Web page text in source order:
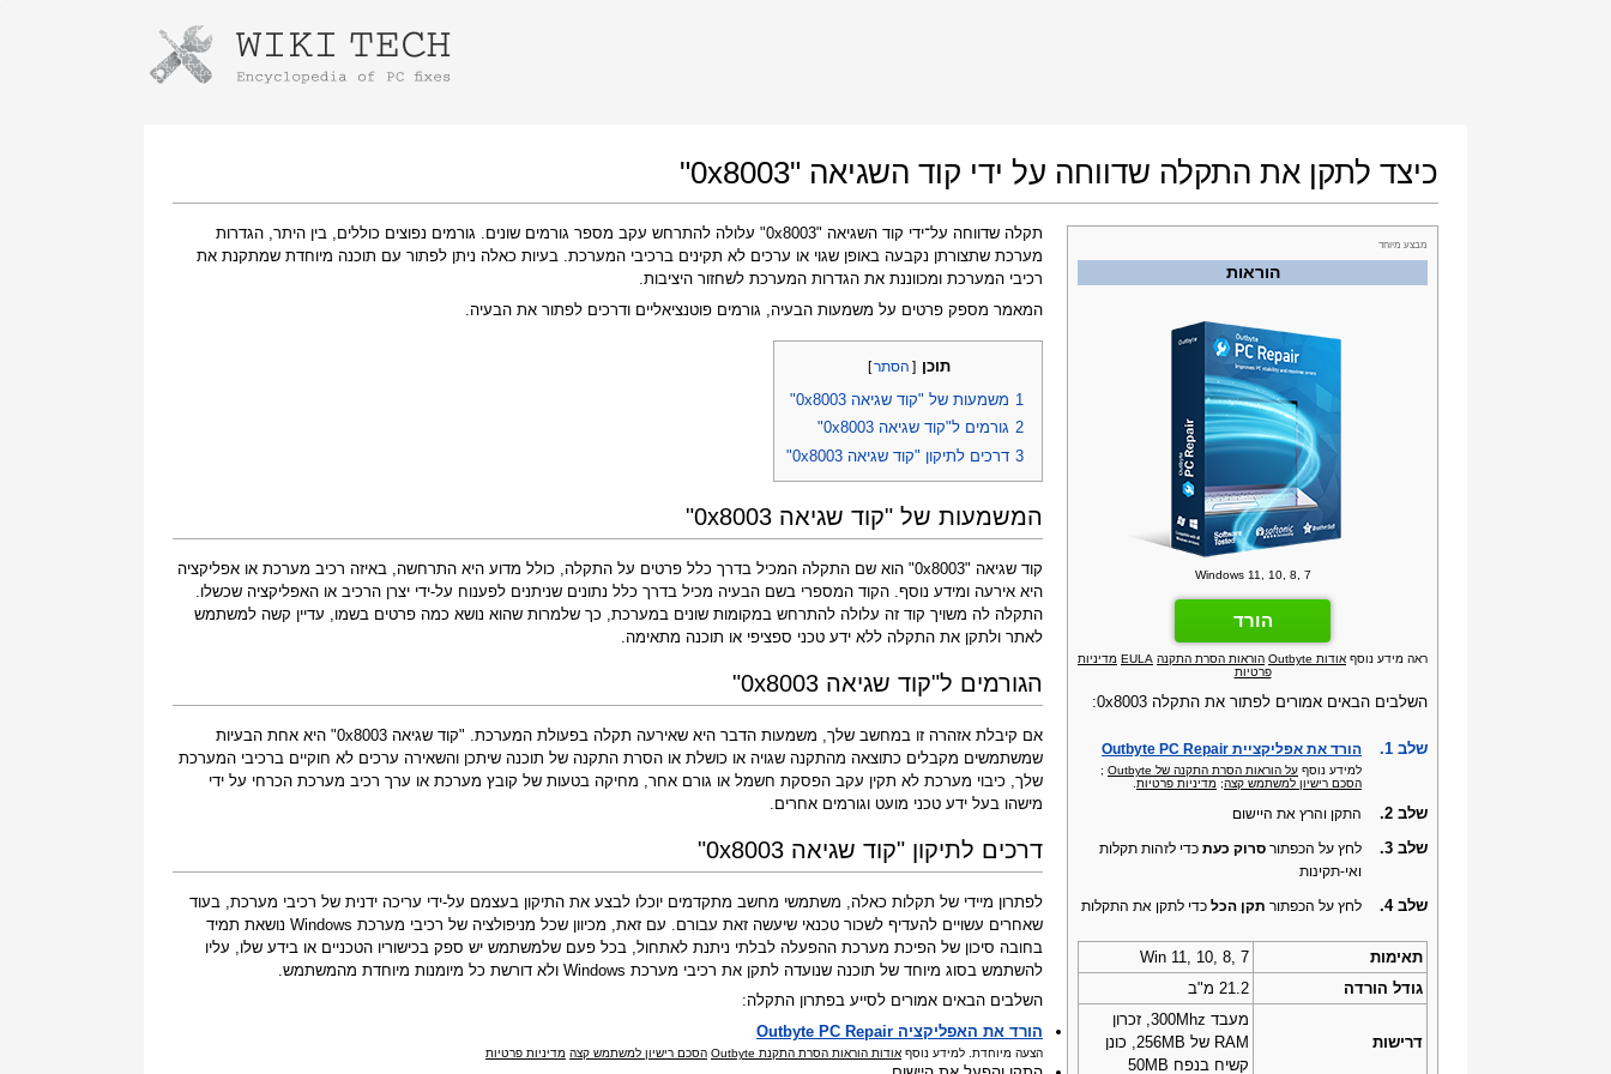
כיצד לתקן את התקלה שדווחה על ידי קוד השגיאה "0x8003"
מבצע מיוחד
הוראות
Windows 11, 10, 8, 7
הורד
ראה מידע נוסף אודות Outbyte הוראות הסרת התקנה EULA מדיניות
פרטיות
השלבים הבאים אמורים לפתור את התקלה 0x8003:
שלב 1. הורד את אפליקציית Outbyte PC Repair
למידע נוסף על הוראות הסרת התקנה של Outbyte
;
הסכם רישיון למשתמש קצה; מדיניות פרטיות
שלב 2. התקן והרץ את היישום
שלב 3. לחץ על הכפתור סרוק כעת כדי לזהות תקלות
ואי-תקינות
שלב 4. לחץ על הכפתור תקן הכל כדי לתקן את התקלות
תאימות
Win 11, 10, 8, 7
גודל הורדה
21.2 מ"ב
דרישות
מעבד 300Mhz, זכרון
RAM של 256MB, כונן
קשיח בנפח 50MB
תקלה שדווחה על־ידי קוד השגיאה "0x8003" עלולה להתרחש עקב מספר גורמים שונים. גורמים נפוצים כוללים, בין היתר, הגדרות
מערכת שתצורתן נקבעה באופן שגוי או ערכים לא תקינים ברכיבי המערכת. בעיות כאלה ניתן לפתור עם תוכנה מיוחדת שמתקנת את
רכיבי המערכת ומכווננת את הגדרות המערכת לשחזור היציבות.
המאמר מספק פרטים על משמעות הבעיה, גורמים פוטנציאליים ודרכים לפתור את הבעיה.
תוכן [ הסתר]
1 משמעות של "קוד שגיאה 0x8003"
2 גורמים ל"קוד שגיאה 0x8003"
3 דרכים לתיקון "קוד שגיאה 0x8003"
המשמעות של "קוד שגיאה 0x8003"
קוד שגיאה "0x8003" הוא שם התקלה המכיל בדרך כלל פרטים על התקלה, כולל מדוע היא התרחשה, באיזה רכיב מערכת או אפליקציה
היא אירעה ומידע נוסף. הקוד המספרי בשם הבעיה מכיל בדרך כלל נתונים שניתנים לפענוח על-ידי יצרן הרכיב או האפליקציה שכשלו.
התקלה לה משויך קוד זה עלולה להתרחש במקומות שונים במערכת, כך שלמרות שהוא נושא כמה פרטים בשמו, עדיין קשה למשתמש
לאתר ולתקן את התקלה ללא ידע טכני ספציפי או תוכנה מתאימה.
הגורמים ל"קוד שגיאה 0x8003"
אם קיבלת אזהרה זו במחשב שלך, משמעות הדבר היא שאירעה תקלה בפעולת המערכת. "קוד שגיאה 0x8003" היא אחת הבעיות
שמשתמשים מקבלים כתוצאה מהתקנה שגויה או כושלת או הסרת התקנה של תוכנה שיתכן והשאירה ערכים לא חוקיים ברכיבי המערכת
שלך, כיבוי מערכת לא תקין עקב הפסקת חשמל או גורם אחר, מחיקה בטעות של קובץ מערכת או ערך רכיב מערכת הכרחי על ידי
מישהו בעל ידע טכני מועט וגורמים אחרים.
דרכים לתיקון "קוד שגיאה 0x8003"
לפתרון מיידי של תקלות כאלה, משתמשי מחשב מתקדמים יוכלו לבצע את התיקון בעצמם על-ידי עריכה ידנית של רכיבי מערכת, בעוד
שאחרים עשויים להעדיף לשכור טכנאי שיעשה זאת עבורם. עם זאת, מכיוון שכל מניפולציה של רכיבי מערכת Windows נושאת תמיד
בחובה סיכון של הפיכת מערכת ההפעלה לבלתי ניתנת לאתחול, בכל פעם שלמשתמש יש ספק בכישוריו הטכניים או בידע שלו, עליו
להשתמש בסוג מיוחד של תוכנה שנועדה לתקן את רכיבי מערכת Windows ולא דורשת כל מיומנות מיוחדת מהמשתמש.
השלבים הבאים אמורים לסייע בפתרון התקלה:
הורד את האפליקציה Outbyte PC Repair
הצעה מיוחדת. למידע נוסף אודות הוראות הסרת התקנת Outbyte הסכם רישיון למשתמש קצה מדיניות פרטיות
Instructions for downloading using Google Chrome
In the next window that pops up (UAC) click
to allow application to make changes